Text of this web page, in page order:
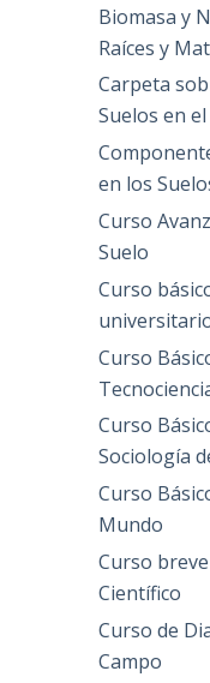
Biomasa y
Raíces y
Carpeta
Suelos en
en los
Curso
Suelo
Curso
Curso
Curso
Sociología
Curso
Mundo
Curso
Científico
Curso de
Campo